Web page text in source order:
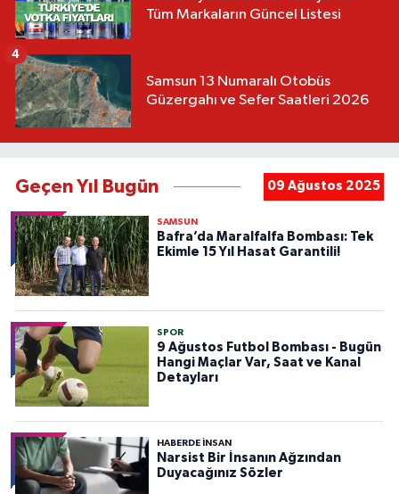
Tüm Markaların Güncel Listesi
Samsun 13 Numaralı Otobüs
Güzergahı ve Sefer Saatleri 2026
4
Geçen Yıl Bugün 09 Ağustos 2025
SAMSUN
Bafra’da Maralfalfa Bombası: Tek
Ekimle 15 Yıl Hasat Garantili!
SPOR
9 Ağustos Futbol Bombası - Bugün
Hangi Maçlar Var, Saat ve Kanal
Detayları
HABERDE INSAN
Narsist Bir İnsanın Ağzından
Duyacağınız Sözler